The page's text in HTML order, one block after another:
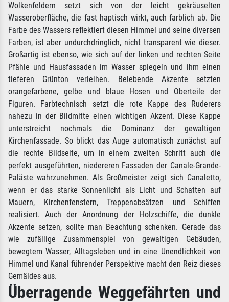
Wolkenfeldern setzt sich von der leicht gekräuselten
Wasseroberfläche, die fast haptisch wirkt, auch farblich ab. Die
Farbe des Wassers reflektiert diesen Himmel und seine diversen
Farben, ist aber undurchdringlich, nicht transparent wie dieser.
Großartig ist ebenso, wie sich auf der linken und rechten Seite
Pfähle und Hausfassaden im Wasser spiegeln und ihm einen
tieferen Grünton verleihen. Belebende Akzente setzten
orangefarbene, gelbe und blaue Hosen und Oberteile der
Figuren. Farbtechnisch setzt die rote Kappe des Ruderers
nahezu in der Bildmitte einen wichtigen Akzent. Diese Kappe
unterstreicht nochmals die Dominanz der gewaltigen
Kirchenfassade. So blickt das Auge automatisch zunächst auf
die rechte Bildseite, um in einem zweiten Schritt auch die
perfekt ausgeführten, niedereren Fassaden der Canale-Grande-
Paläste wahrzunehmen. Als Großmeister zeigt sich Canaletto,
wenn er das starke Sonnenlicht als Licht und Schatten auf
Mauern, Kirchenfenstern, Treppenabsätzen und Schiffen
realisiert. Auch der Anordnung der Holzschiffe, die dunkle
Akzente setzen, sollte man Beachtung schenken. Gerade das
wie zufällige Zusammenspiel von gewaltigen Gebäuden,
bewegtem Wasser, Alltagsleben und in eine Unendlichkeit von
Himmel und Kanal führender Perspektive macht den Reiz dieses
Gemäldes aus.
Überragende Weggefährten und